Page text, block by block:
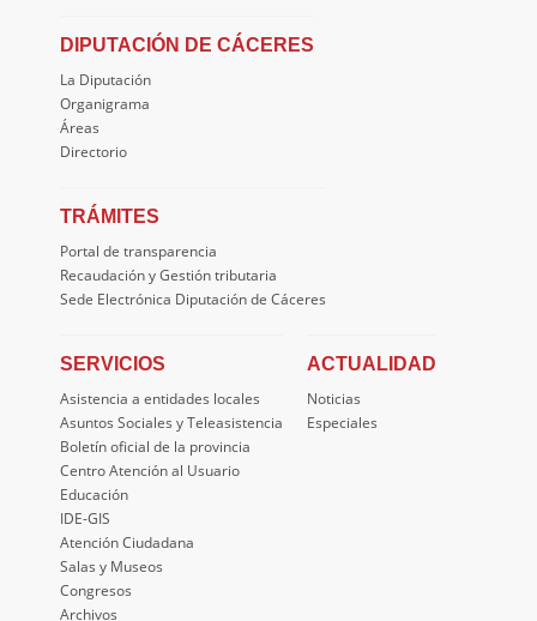
DIPUTACIÓN DE CÁCERES
La Diputación
Organigrama
Áreas
Directorio
TRÁMITES
Portal de transparencia
Recaudación y Gestión tributaria
Sede Electrónica Diputación de Cáceres
SERVICIOS
Asistencia a entidades locales
Asuntos Sociales y Teleasistencia
Boletín oficial de la provincia
Centro Atención al Usuario
Educación
IDE-GIS
Atención Ciudadana
Salas y Museos
Congresos
Archivos
ACTUALIDAD
Noticias
Especiales